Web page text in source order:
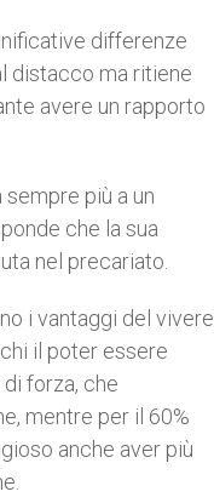
differenze
distacco ma ritiene
avere un rapporto
più a un
che la sua
nel precariato.
i vantaggi del vivere
il poter essere
forza, che
mentre per il 60%
anche aver più